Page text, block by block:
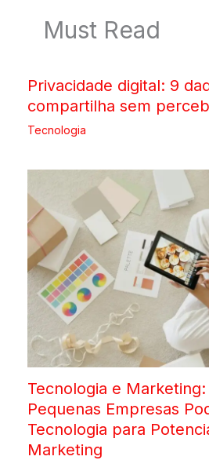
Must Read
Privacidade digital: 9
compartilha sem
Tecnologia
Tecnologia e
Pequenas Empresas
Tecnologia para
Marketing